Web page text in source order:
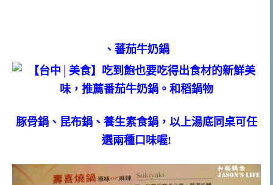
、蕃茄牛奶鍋
豚骨鍋、昆布鍋、養生素食鍋，以上湯底同桌可任
選兩種口味喔!